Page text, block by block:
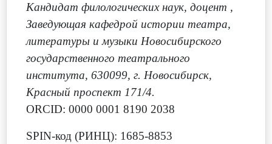
Кандидат филологических наук, доцент ,
Заведующая кафедрой истории театра,
литературы и музыки Новосибирского
государственного театрального
института, 630099, г. Новосибирск,
Красный проспект 171/4.
ORCID: 0000 0001 8190 2038
SPIN-код (РИНЦ): 1685-8853